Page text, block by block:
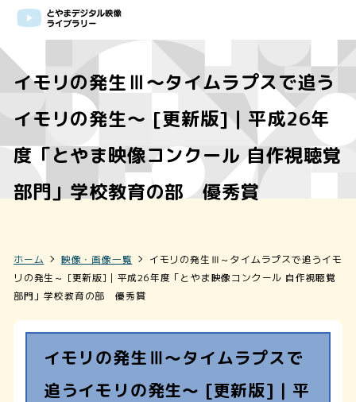
イモリの発生Ⅲ～タイムラプスで追う
イモリの発生～ [更新版]｜平成26年
度「とやま映像コンクール 自作視聴覚
部門」学校教育の部 優秀賞
ホーム 映像・画像一覧
イモリの発生Ⅲ～タイムラプスで追うイモ
リの発生～ [更新版]｜平成26年度「とやま映像コンクール 自作視聴覚
部門」学校教育の部 優秀賞
イモリの発生Ⅲ～タイムラプスで
追うイモリの発生～ [更新版]｜平